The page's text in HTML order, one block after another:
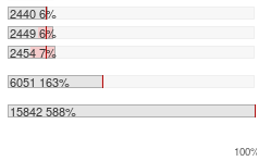
2440 6%
2449 6%
2454 7%
6051 163%
15842 588%
100%